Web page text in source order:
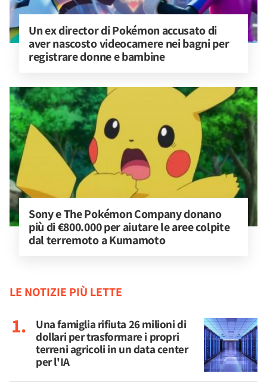
Un ex director di Pokémon accusato di
aver nascosto videocamere nei bagni per
registrare donne e bambine
Sony e The Pokémon Company donano
più di €800.000 per aiutare le aree colpite
dal terremoto a Kumamoto
LE NOTIZIE PIÙ LETTE
Una famiglia rifiuta 26 milioni di
dollari per trasformare i propri
terreni agricoli in un data center
per l'IA